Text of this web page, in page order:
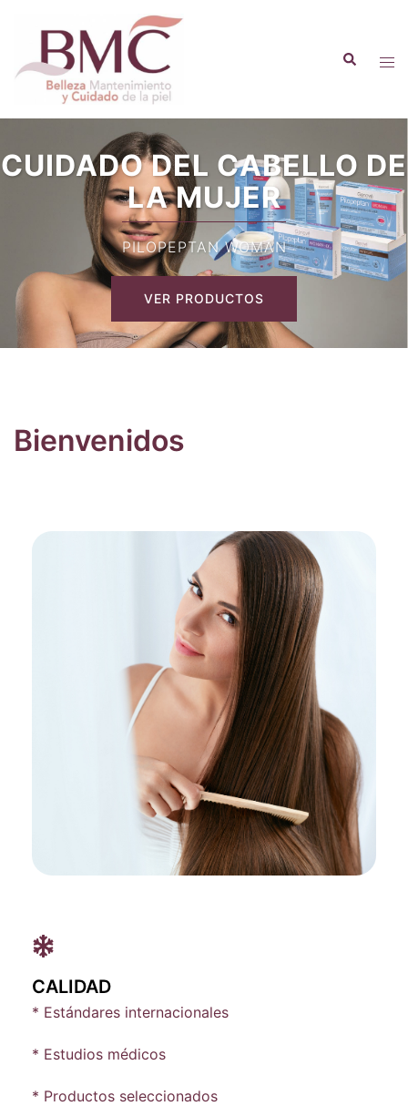
CUIDADO DEL CABELLO DE
LA MUJER
PILOPEPTAN WOMAN
VER PRODUCTOS
Bienvenidos
CALIDAD
* Estándares internacionales
* Estudios médicos
* Productos seleccionados